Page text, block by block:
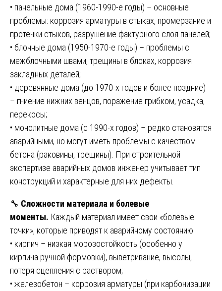
• панельные дома (1960-1990-е годы) – основные
проблемы: коррозия арматуры в стыках, промерзание и
протечки стыков, разрушение фактурного слоя панелей;
• блочные дома (1950-1970-е годы) – проблемы с
межблочными швами, трещины в блоках, коррозия
закладных деталей;
• деревянные дома (до 1970-х годов и более поздние)
– гниение нижних венцов, поражение грибком, усадка,
перекосы;
• монолитные дома (с 1990-х годов) – редко становятся
аварийными, но могут иметь проблемы с качеством
бетона (раковины, трещины). При строительной
экспертизе аварийных домов инженер учитывает тип
конструкций и характерные для них дефекты.
🔧 Сложности материала и болевые
моменты. Каждый материал имеет свои «болевые
точки», которые приводят к аварийному состоянию:
• кирпич – низкая морозостойкость (особенно у
кирпича ручной формовки), выветривание, высолы,
потеря сцепления с раствором;
• железобетон – коррозия арматуры (при карбонизации